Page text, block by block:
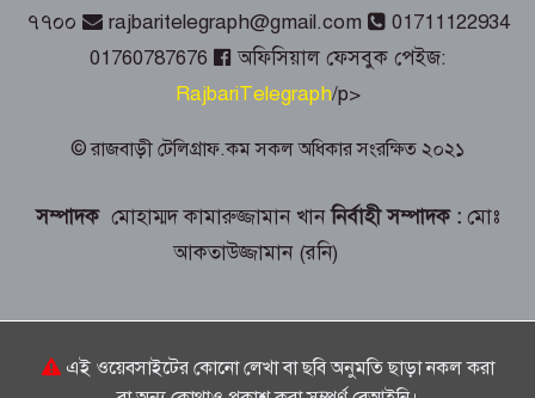
গোয়ালন্দে ১৮০ পুরিয়া হেরোইনসহ ৮
মামলার আসামি রিনা গ্রেপ্তার
রাজবাড়ীতে জুলাই গণঅভ্যুত্থান দিবস
পালনে দিনব্যাপী নানা কর্মসূচি
গোয়ালন্দে সোয়া কোটি টাকার সড়কে দুই
মাসেই ধস, নিম্নমানের কাজের অভিযোগ
৭৬ বছর ধরে বিনা পারিশ্রমিকে কবর খুঁড়ছেন
৭৭০০
rajbaritelegraph@gmail.com
01711122934
01760787676
অফিসিয়াল ফেসবুক পেইজ:
RajbariTelegraph/p>
© রাজবাড়ী টেলিগ্রাফ.কম সকল অধিকার সংরক্ষিত ২০২১
সম্পাদক মোহাম্মদ কামারুজ্জামান খাননির্বাহী সম্পাদক :মোঃ
আকতাউজ্জামান (রনি)
এই ওয়েবসাইটের কোনো লেখা বা ছবি অনুমতি ছাড়া নকল করা